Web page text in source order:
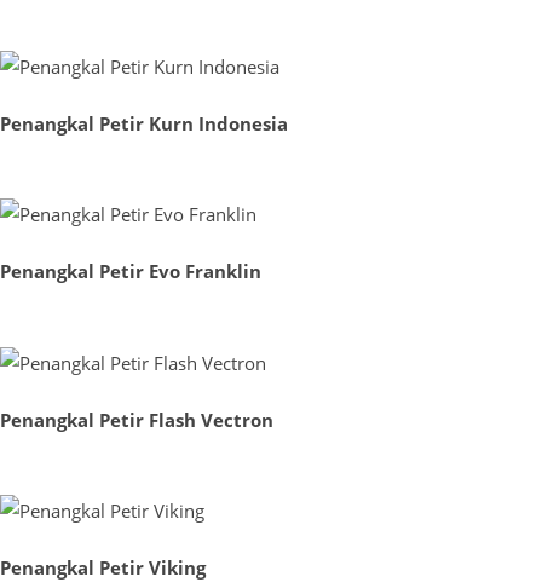
Penangkal Petir Kurn Indonesia
Penangkal Petir Evo Franklin
Penangkal Petir Flash Vectron
Penangkal Petir Viking